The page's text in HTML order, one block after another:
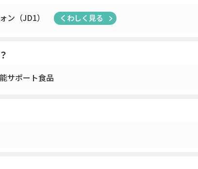
（JD1） くわしく見る
サポート食品